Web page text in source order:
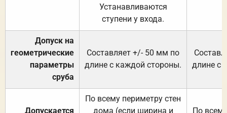
Устанавливаются
ступени у входа.
Допуск на
геометрические
параметры
сруба
Составляет +/- 50 мм по
длине с каждой стороны.
длине с
Допускается
По всему периметру стен
дома (если ширина и
По